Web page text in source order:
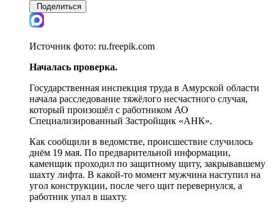
Поделиться
Источник фото: ru.freepik.com
Началась проверка.
Государственная инспекция труда в Амурской области
начала расследование тяжёлого несчастного случая,
который произошёл с работником АО
Специализированный Застройщик «АНК».
Как сообщили в ведомстве, происшествие случилось
днём 19 мая. По предварительной информации,
каменщик проходил по защитному щиту, закрывавшему
шахту лифта. В какой-то момент мужчина наступил на
угол конструкции, после чего щит перевернулся, а
работник упал в шахту.